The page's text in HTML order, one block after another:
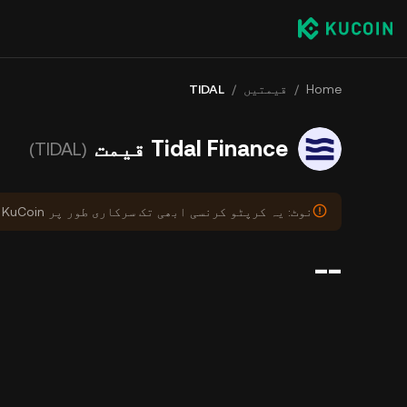
Home
/ قیمتیں /
TIDAL
Tidal Finance قیمت (TIDAL)
نوٹ: یہ کرپٹو کرنسی ابھی تک سرکاری طور پر KuCoin پر درج نہیں ہوئی ہے۔
--